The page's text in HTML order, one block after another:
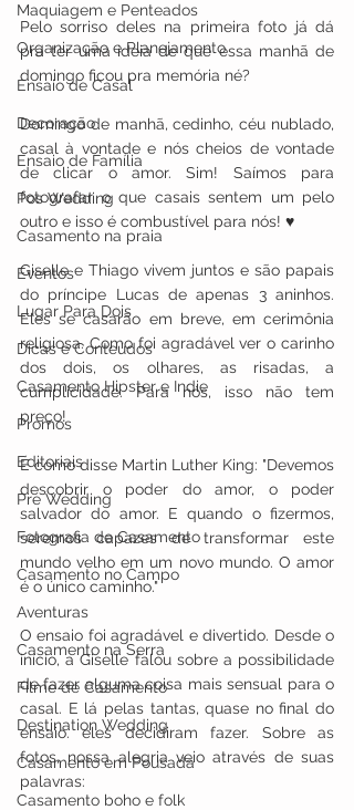
Maquiagem e Penteados
Organização e Planejamento
Ensaio de Casal
Decoração
Ensaio de Família
Pos Wedding
Casamento na praia
Eventos
Lugar Para Dois
Dicas e Conteúdos
Casamento Hipster e Indie
Promos
Editoriais
Pre Wedding
Fotografia de Casamento
Casamento no Campo
Aventuras
Casamento na Serra
Filme de Casamento
Destination Wedding
Casamento em Pousada
Casamento boho e folk
Pelo sorriso deles na primeira foto já dá
pra ter uma ideia de que essa manhã de
domingo ficou pra memória né?
Domingo de manhã, cedinho, céu nublado,
casal à vontade e nós cheios de vontade
de clicar o amor. Sim! Saímos para
fotografar o que casais sentem um pelo
outro e isso é combustível para nós! ♥
Giselle e Thiago vivem juntos e são papais
do príncipe Lucas de apenas 3 aninhos.
Eles se casarão em breve, em cerimônia
religiosa. Como foi agradável ver o carinho
dos dois, os olhares, as risadas, a
cumplicidade. Para nós, isso não tem
preço!
É como disse Martin Luther King: "Devemos
descobrir o poder do amor, o poder
salvador do amor. E quando o fizermos,
seremos capazes de transformar este
mundo velho em um novo mundo. O amor
é o único caminho."
O ensaio foi agradável e divertido. Desde o
início, a Giselle falou sobre a possibilidade
de fazer alguma coisa mais sensual para o
casal. E lá pelas tantas, quase no final do
ensaio. eles decidiram fazer. Sobre as
fotos, nossa alegria veio através de suas
palavras: